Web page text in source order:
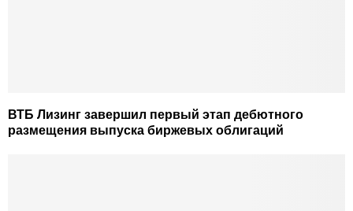
ВТБ Лизинг завершил первый этап дебютного
размещения выпуска биржевых облигаций